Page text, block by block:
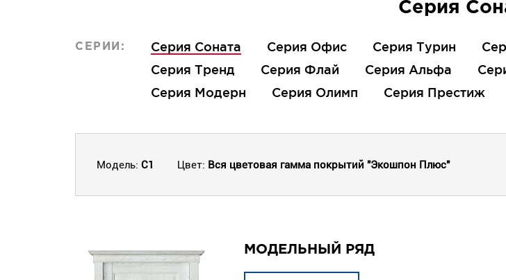
Серия
СЕРИИ: Серия Соната Серия Офис Серия Турин
Серия Тренд
Серия Флай Серия Альфа
Серия Модерн
Серия Олимп Серия Престиж
Модель: C1 Цвет: Вся цветовая гамма покрытий "Экошпон Плюс"
МОДЕЛЬНЫЙ РЯД